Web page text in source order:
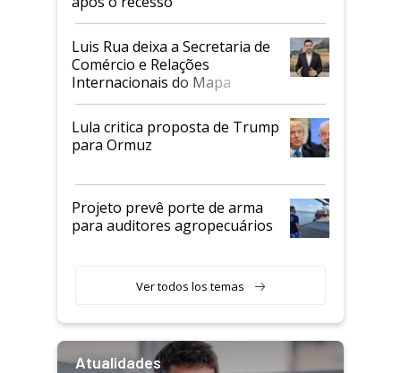
Luis Rua deixa a Secretaria de
Comércio e Relações
Internacionais do Mapa
Lula critica proposta de Trump
para Ormuz
Projeto prevê porte de arma
para auditores agropecuários
Ver todos los temas
Atualidades